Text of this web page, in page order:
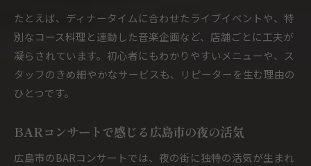
たとえば、ディナータイムに合わせたライブイベントや、特
別なコース料理と連動した音楽企画など、店舗ごとに工夫が
凝らされています。初心者にもわかりやすいメニューや、ス
タッフのきめ細やかなサービスも、リピーターを生む理由の
ひとつです。
BARコンサートで感じる広島市の夜の活気
広島市のBARコンサートでは、夜の街に独特の活気が生まれ